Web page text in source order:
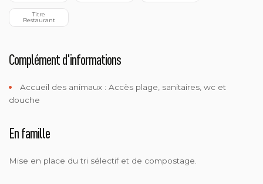
Titre
Restaurant
Complément d'informations
Accueil des animaux : Accès plage, sanitaires, wc et
douche
En famille
Mise en place du tri sélectif et de compostage.